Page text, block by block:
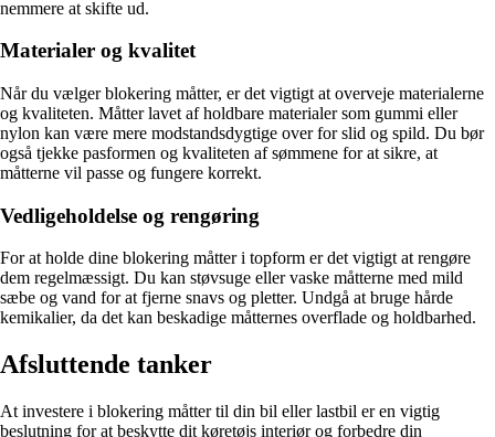
nemmere at skifte ud.
Materialer og kvalitet
Når du vælger blokering måtter, er det vigtigt at overveje materialerne
og kvaliteten. Måtter lavet af holdbare materialer som gummi eller
nylon kan være mere modstandsdygtige over for slid og spild. Du bør
også tjekke pasformen og kvaliteten af sømmene for at sikre, at
måtterne vil passe og fungere korrekt.
Vedligeholdelse og rengøring
For at holde dine blokering måtter i topform er det vigtigt at rengøre
dem regelmæssigt. Du kan støvsuge eller vaske måtterne med mild
sæbe og vand for at fjerne snavs og pletter. Undgå at bruge hårde
kemikalier, da det kan beskadige måtternes overflade og holdbarhed.
Afsluttende tanker
At investere i blokering måtter til din bil eller lastbil er en vigtig
beslutning for at beskytte dit køretøjs interiør og forbedre din